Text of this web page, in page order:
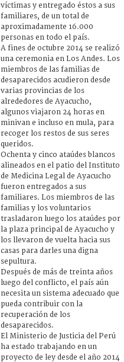
víctimas y entregado éstos a sus
familiares, de un total de
aproximadamente 16.000
personas en todo el país.
A fines de octubre 2014 se realizó
una ceremonia en Los Andes. Los
miembros de las familias de
desaparecidos acudieron desde
varias provincias de los
alrededores de Ayacucho,
algunos viajaron 24 horas en
minivan e incluso en mula, para
recoger los restos de sus seres
queridos.
Ochenta y cinco ataúdes blancos
alineados en el patio del Instituto
de Medicina Legal de Ayacucho
fueron entregados a sus
familiares. Los miembros de las
familias y los voluntarios
trasladaron luego los ataúdes por
la plaza principal de Ayacucho y
los llevaron de vuelta hacia sus
casas para darles una digna
sepultura.
Después de más de treinta años
luego del conflicto, el país aún
necesita un sistema adecuado que
pueda contribuir con la
recuperación de los
desaparecidos.
El Ministerio de Justicia del Perú
ha estado trabajando en un
proyecto de ley desde el año 2014